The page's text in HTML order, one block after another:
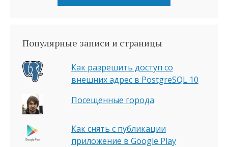
Популярные записи и страницы
Как разрешить доступ со
внешних адрес в PostgreSQL 10
Посещенные города
Как снять с публикации
приложение в Google Play